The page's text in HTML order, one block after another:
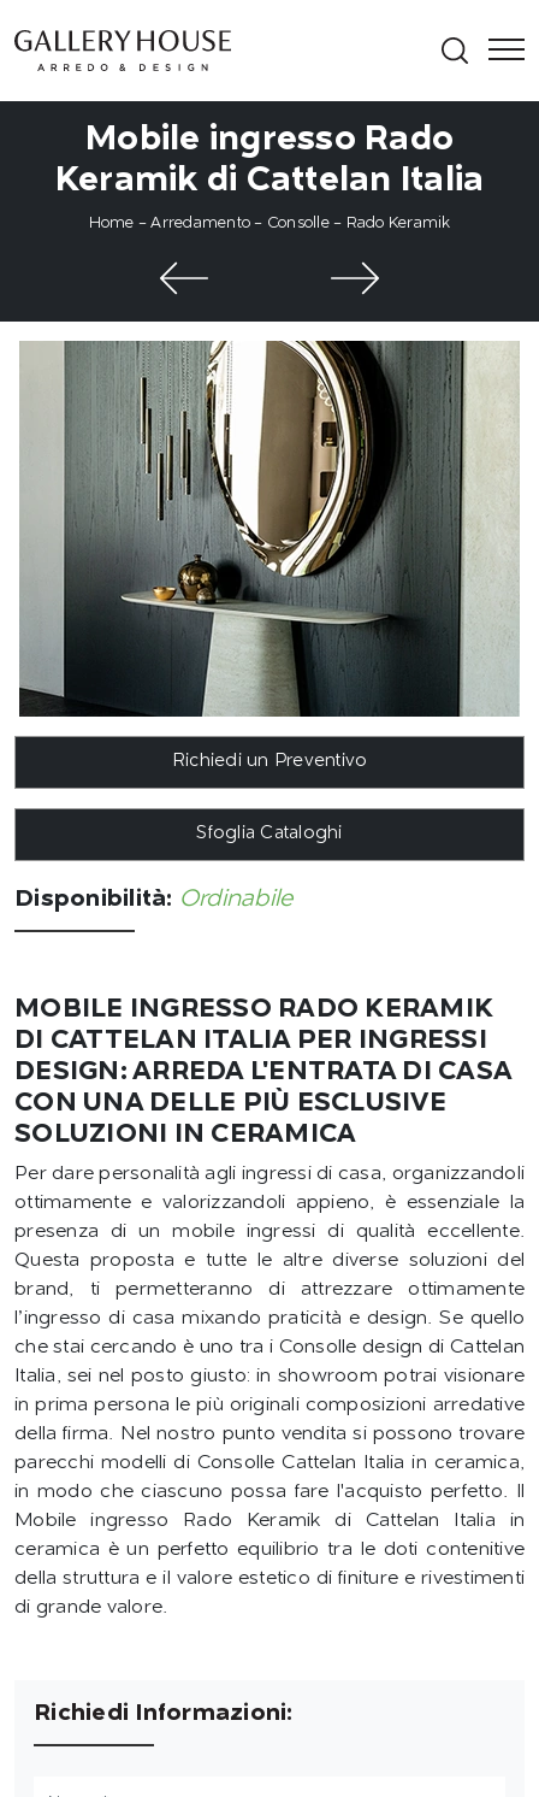
Mobile ingresso Rado
Keramik di Cattelan Italia
Home -Arredamento - Consolle - Rado Keramik
Richiedi un Preventivo
Sfoglia Cataloghi
Disponibilità: Ordinabile
MOBILE INGRESSO RADO KERAMIK
DI CATTELAN ITALIA PER INGRESSI
DESIGN: ARREDA L'ENTRATA DI CASA
CON UNA DELLE PIÙ ESCLUSIVE
SOLUZIONI IN CERAMICA
Per dare personalità agli ingressi di casa, organizzandoli
ottimamente e valorizzandoli appieno, è essenziale la
presenza di un mobile ingressi di qualità eccellente.
Questa proposta e tutte le altre diverse soluzioni del
brand, ti permetteranno di attrezzare ottimamente
l’ingresso di casa mixando praticità e design. Se quello
che stai cercando è uno tra i Consolle design di Cattelan
Italia, sei nel posto giusto: in showroom potrai visionare
in prima persona le più originali composizioni arredative
della firma. Nel nostro punto vendita si possono trovare
parecchi modelli di Consolle Cattelan Italia in ceramica,
in modo che ciascuno possa fare l'acquisto perfetto. Il
Mobile ingresso Rado Keramik di Cattelan Italia in
ceramica è un perfetto equilibrio tra le doti contenitive
della struttura e il valore estetico di finiture e rivestimenti
di grande valore.
Richiedi Informazioni: